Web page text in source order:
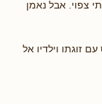
צפוי. אבל נאמן
זוגתו וילדיו אל